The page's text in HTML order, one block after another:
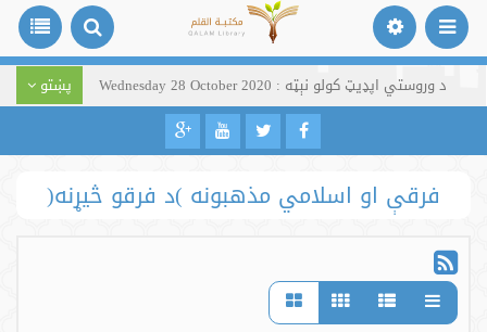
د وروستي اپډیټ کولو نېټه : Wednesday 28 October 2020 پښتو
فرقې او اسلامي مذهبونه )د فرقو څیړنه(